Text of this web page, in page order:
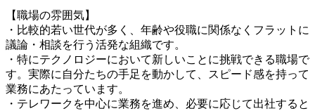
【職場の雰囲気】
・比較的若い世代が多く、年齢や役職に関係なくフラットに
議論・相談を行う活発な組織です。
・特にテクノロジーにおいて新しいことに挑戦できる職場で
す。実際に自分たちの手足を動かして、スピード感を持って
業務にあたっています。
・テレワークを中心に業務を進め、必要に応じて出社すると